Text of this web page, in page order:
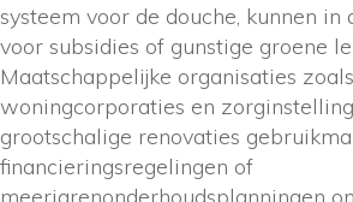
systeem voor de douche, kunnen in
voor subsidies of gunstige groene
Maatschappelijke organisaties zoals
woningcorporaties en
grootschalige renovaties
financieringsregelingen of